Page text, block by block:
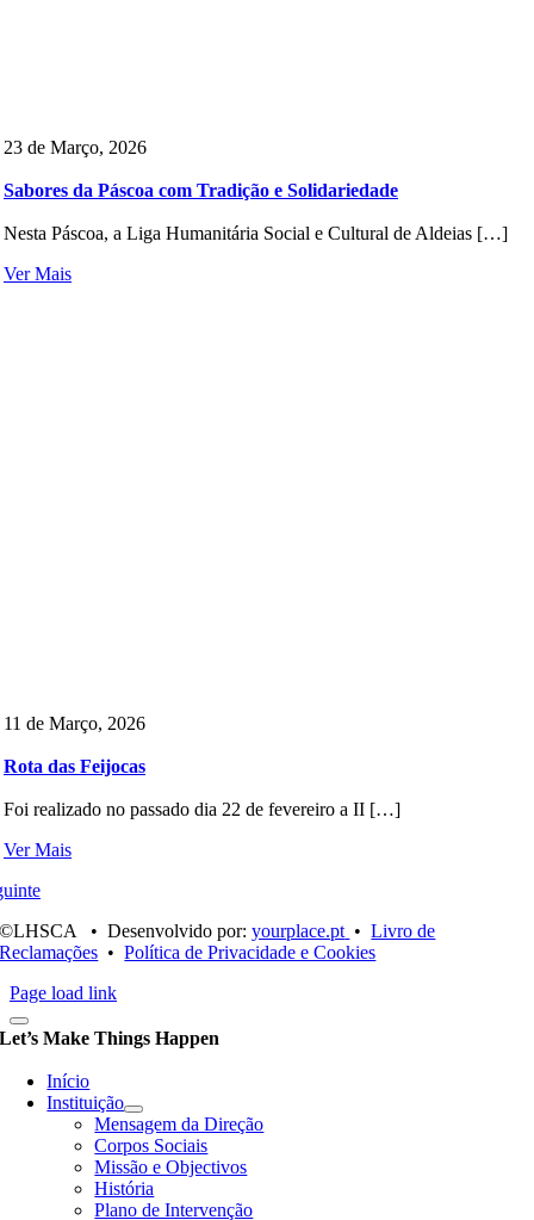
23 de Março, 2026
Sabores da Páscoa com Tradição e Solidariedade
Nesta Páscoa, a Liga Humanitária Social e Cultural de Aldeias […]
Ver Mais
11 de Março, 2026
Rota das Feijocas
Foi realizado no passado dia 22 de fevereiro a II […]
Ver Mais
©LHSCA • Desenvolvido por:yourplace.pt •Livro de
Reclamações •Política de Privacidade e Cookies
Page load link
Let’s Make Things Happen
Início
Instituição
Mensagem da Direção
Corpos Sociais
Missão e Objectivos
História
Plano de Intervenção